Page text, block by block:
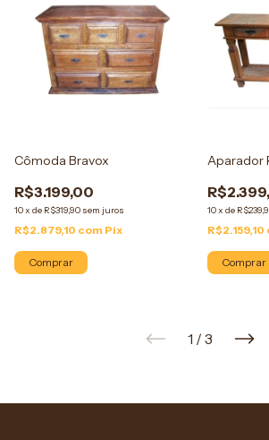
Cômoda Bravox
R$3.199,00
10x de R$319,90 sem juros
R$2.879,10 com Pix
Comprar
Aparador
10x de
R$2.159,10
Comprar
1 / 3